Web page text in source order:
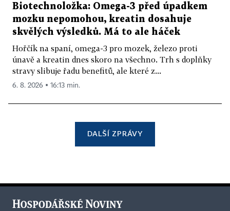
Biotechnoložka: Omega-3 před úpadkem
mozku nepomohou, kreatin dosahuje
skvělých výsledků. Má to ale háček
Hořčík na spaní, omega-3 pro mozek, železo proti
únavě a kreatin dnes skoro na všechno. Trh s doplňky
stravy slibuje řadu benefitů, ale které z...
6. 8. 2026 ▪ 16:13 min.
DALŠÍ ZPRÁVY